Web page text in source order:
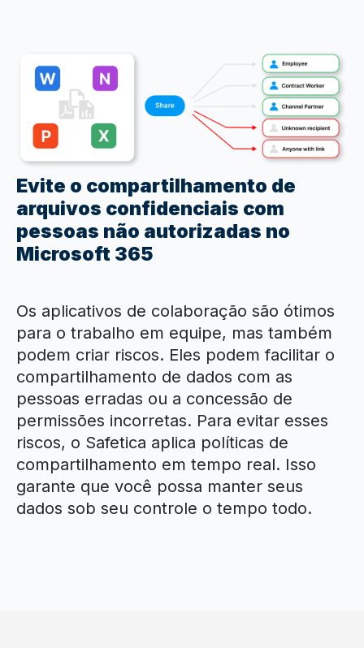
Evite o compartilhamento de
arquivos confidenciais com
pessoas não autorizadas no
Microsoft 365
Os aplicativos de colaboração são ótimos
para o trabalho em equipe, mas também
podem criar riscos. Eles podem facilitar o
compartilhamento de dados com as
pessoas erradas ou a concessão de
permissões incorretas. Para evitar esses
riscos, o Safetica aplica políticas de
compartilhamento em tempo real. Isso
garante que você possa manter seus
dados sob seu controle o tempo todo.